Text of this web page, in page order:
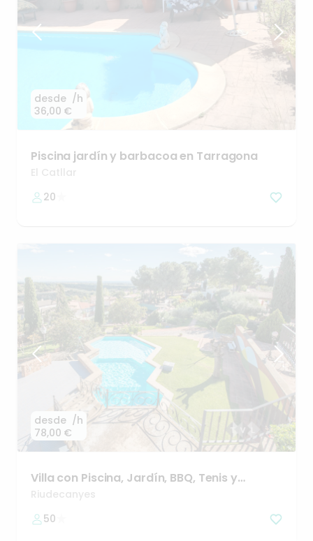
desde
36,00 €
/h
Piscina jardíny barbacoaen Tarragona
El Catllar
20
desde
78,00 €
/h
Villa con Piscina​,​ Jardín​,​ BBQ​,​ Tenis y
Pingpong
Riudecanyes
50